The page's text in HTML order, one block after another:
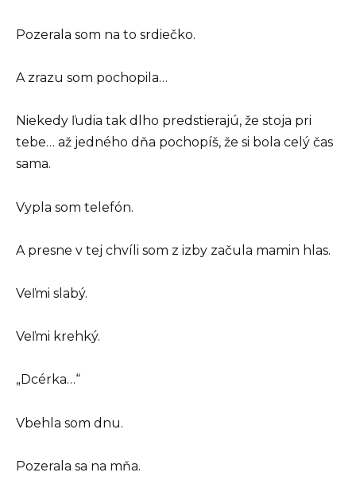
Pozerala som na to srdiečko.
A zrazu som pochopila…
Niekedy ľudia tak dlho predstierajú, že stoja pri
tebe… až jedného dňa pochopíš, že si bola celý čas
sama.
Vypla som telefón.
A presne v tej chvíli som z izby začula mamin hlas.
Veľmi slabý.
Veľmi krehký.
„Dcérka…“
Vbehla som dnu.
Pozerala sa na mňa.